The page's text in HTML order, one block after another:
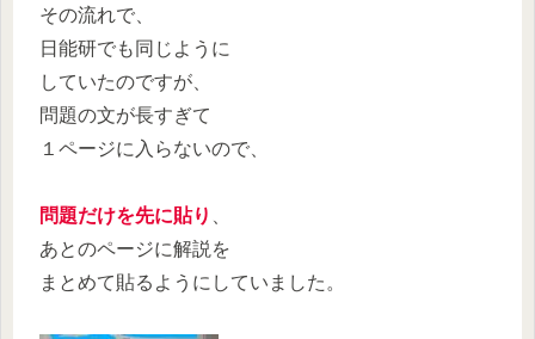
その流れで、
日能研でも同じように
していたのですが、
問題の文が長すぎて
１ページに入らないので、
問題だけを先に貼り
あとのページに解説を
まとめて貼るようにしていました。